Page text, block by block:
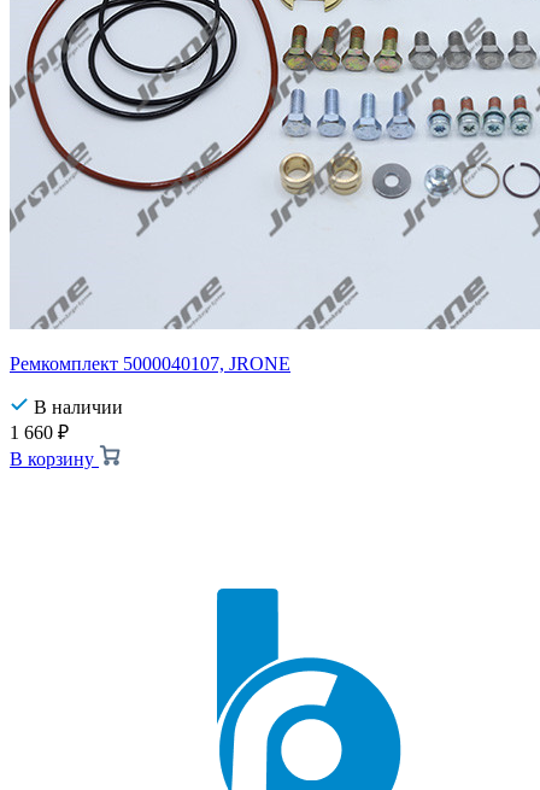
Ремкомплект 5000040107, JRONE
В наличии
1 660 ₽
В корзину